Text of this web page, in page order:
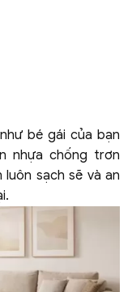
bé gái của bạn
nhựa chống trơn
sạch sẽ và an